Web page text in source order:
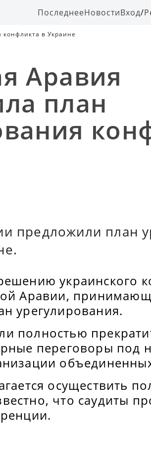
ПоследнееНовостиВход/
конфликта в Украине
Аравия
план
предложили план
украинского
Аравии,
урегулирования.
полностью
переговоры под
осуществить
что саудиты